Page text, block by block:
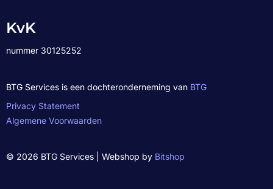
KvK
nummer 30125252
BTG Services is een dochteronderneming van BTG
Privacy Statement
Algemene Voorwaarden
© 2026 BTG Services | Webshop by Bitshop